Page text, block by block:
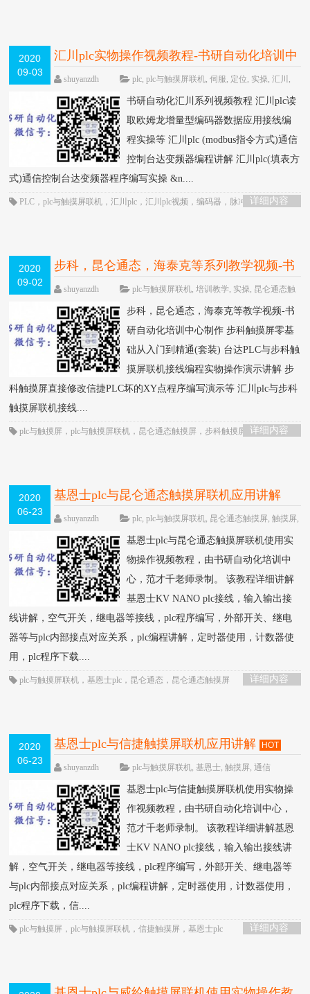
2020
09-03
汇川plc实物操作视频教程-书研自动化培训中
心制作 HOT
shuyanzdh plc,plc与触摸屏联机,伺服, 定位, 实操,汇川 ,
书研自动化汇川系列视频教程 汇川plc读
取欧姆龙增量型编码器数据应用接线编
程实操等 汇川plc (modbus指令方式)通信
控制台达变频器编程讲解 汇川plc(填表方
式)通信控制台达变频器程序编写实操 &n....
详细内容
PLC ，plc与触摸屏联机 ，汇川plc ，汇川plc视频 ，编码器 ， 脉冲定位 ，通信
2020
09-02
步科，昆仑通态，海泰克等系列教学视频-书
研自动化培训中心制作 HOT
shuyanzdh plc与触摸屏联机,培训教学, 实操, 昆仑通态触
论
步科，昆仑通态，海泰克等教学视频-书
研自动化培训中心制作 步科触摸屏零基
础从入门到精通(套装) 台达PLC与步科触
摸屏联机接线编程实物操作演示讲解 步
科触摸屏直接修改信捷PLC坏的XY点程序编写演示等 汇川plc与步科
触摸屏联机接线....
详细内容
plc与触摸屏 ，plc与触摸屏联机 ， 昆仑通态触摸屏 ，步科触摸屏 ，汇川plc视
2020
06-23
基恩士plc与昆仑通态触摸屏联机应用讲解
HOTshuyanzdh plc,plc与触摸屏联机, 昆仑通态触摸屏,触摸屏,
基恩士plc与昆仑通态触摸屏联机使用实
物操作视频教程，由书研自动化培训中
心，范才千老师录制。 该教程详细讲解
基恩士KV NANO plc接线，输入输出接
线讲解，空气开关，继电器等接线，plc程序编写，外部开关、继电
器等与plc内部接点对应关系，plc编程讲解，定时器使用，计数器使
用，plc程序下载....
详细内容
plc与触摸屏联机 ， 基恩士plc ， 昆仑通态 ， 昆仑通态触摸屏
2020
06-23
基恩士plc与信捷触摸屏联机应用讲解 HOT
shuyanzdh plc与触摸屏联机, 基恩士,触摸屏,通信
基恩士plc与信捷触摸屏联机使用实物操
作视频教程，由书研自动化培训中心，
范才千老师录制。 该教程详细讲解基恩
士KV NANO plc接线，输入输出接线讲
解，空气开关，继电器等接线，plc程序编写，外部开关、继电器等
与plc内部接点对应关系，plc编程讲解，定时器使用，计数器使用，
plc程序下载，信....
详细内容
plc与触摸屏 ，plc与触摸屏联机 ，信捷触摸屏 ， 基恩士plc